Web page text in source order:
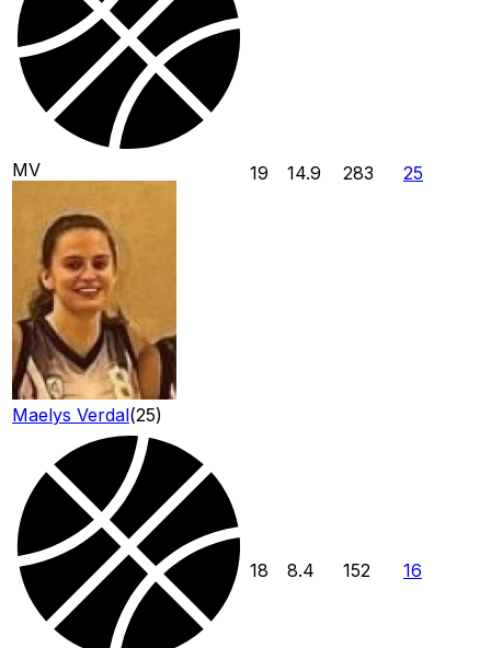
MV
Maelys Verdal(25)
19 14.9 283 25
18 8.4 152 16